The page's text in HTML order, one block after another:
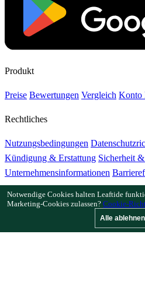
Produkt
Preise Bewertungen Vergleich Konto
Rechtliches
Nutzungsbedingungen
Kündigung & Erstattung Sicherheit
Unternehmensinformationen
Funktionen
Gartengalerie
Notwendige Cookies halten Leaftide
Marketing-Cookies zulassen? Cookie-
Alle ablehnen